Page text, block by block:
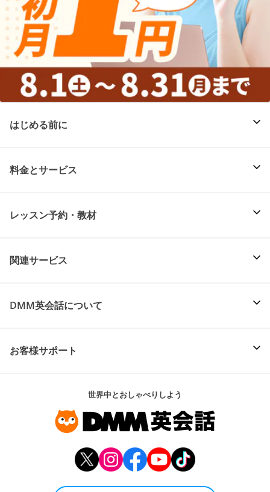
はじめる前に
料金とサービス
レッスン予約・教材
関連サービス
DMM英会話について
お客様サポート
世界中とおしゃべりしよう